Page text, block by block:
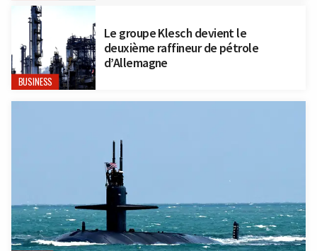
BUSINESS
Le groupe Klesch devient le
deuxième raffineur de pétrole
d’Allemagne